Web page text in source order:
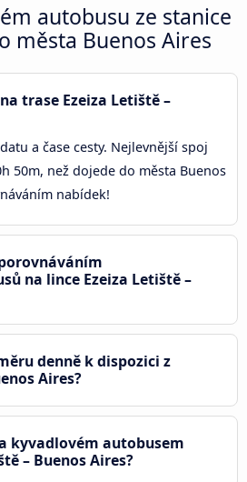
autobusu ze stanice
města Buenos Aires
trase Ezeiza Letiště –
a čase cesty. Nejlevnější spoj
50m, než dojede do města Buenos
nabídek!
na lince Ezeiza Letiště –
denně k dispozici z
Aires?
kyvadlovém autobusem
– Buenos Aires?